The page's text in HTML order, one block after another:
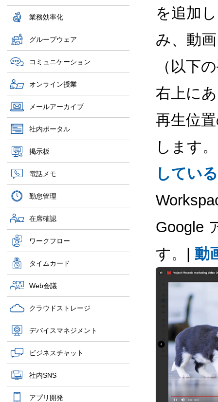
業務効率化
グループウェア
コミュニケーション
オンライン授業
メールアーカイブ
社内ポータル
掲示板
電話メモ
勤怠管理
在席確認
ワークフロー
タイムカード
Web会議
クラウドストレージ
デバイスマネジメント
ビジネスチャット
社内SNS
アプリ開発
を追加
み、動
（以下
右上に
再生位
します
してい
Google
す。| 動